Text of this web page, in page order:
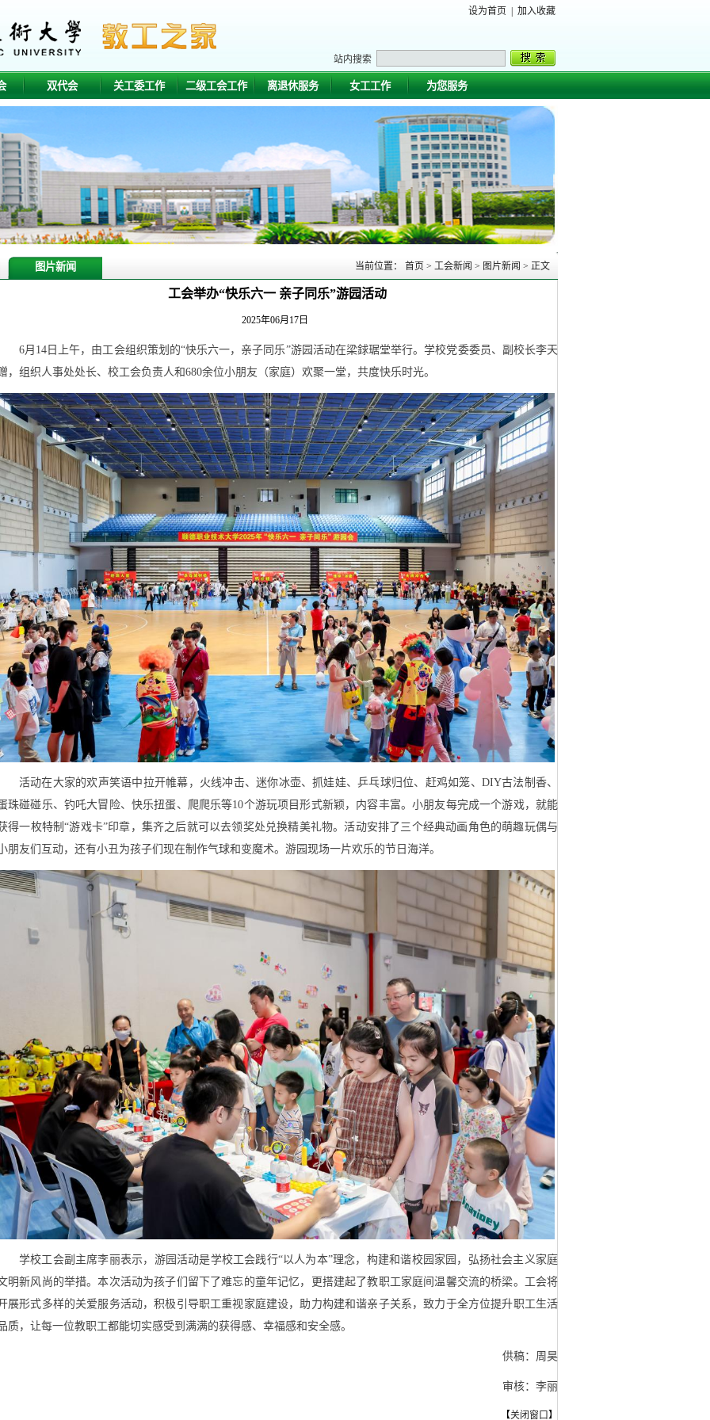
设为首页 加入收藏
站内搜索
双代会 关工委工作 二级工会工作 离退休服务 女工工作 为您服务
图片新闻 当前位置： 首页 > 工会新闻 > 图片新闻 > 正文
工会举办“快乐六一 亲子同乐”游园活动
2025年06月17日
6月14日上午，由工会组织策划的“快乐六一，亲子同乐”游园活动在梁銶琚堂举行。学校党委委员、副校长李天
，组织人事处处长、校工会负责人和680余位小朋友（家庭）欢聚一堂，共度快乐时光。
活动在大家的欢声笑语中拉开帷幕，火线冲击、迷你冰壶、抓娃娃、乒乓球归位、赶鸡如笼、DIY古法制香、
珠碰碰乐、钓吒大冒险、快乐扭蛋、爬爬乐等10个游玩项目形式新颖，内容丰富。小朋友每完成一个游戏，就能
得一枚特制“游戏卡”印章，集齐之后就可以去领奖处兑换精美礼物。活动安排了三个经典动画角色的萌趣玩偶与
朋友们互动，还有小丑为孩子们现在制作气球和变魔术。游园现场一片欢乐的节日海洋。
学校工会副主席李丽表示，游园活动是学校工会践行“以人为本”理念，构建和谐校园家园，弘扬社会主义家庭
明新风尚的举措。本次活动为孩子们留下了难忘的童年记忆，更搭建起了教职工家庭间温馨交流的桥梁。工会将
展形式多样的关爱服务活动，积极引导职工重视家庭建设，助力构建和谐亲子关系，致力于全方位提升职工生活
质，让每一位教职工都能切实感受到满满的获得感、幸福感和安全感。
供稿：周昊
审核：李丽
【关闭窗口】